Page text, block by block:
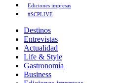
Ediciones impresas
#SCPLIVE
Destinos
Entrevistas
Actualidad
Life & Style
Gastronomía
Business